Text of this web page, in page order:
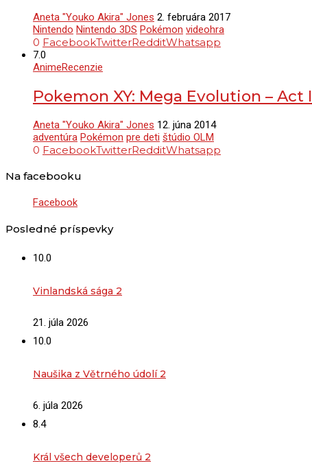
Aneta "Youko Akira" Jones 2. februára 2017
Nintendo Nintendo 3DS Pokémon videohra
0 FacebookTwitterRedditWhatsapp
7.0
AnimeRecenzie
Pokemon XY: Mega Evolution – Act I
Aneta "Youko Akira" Jones 12. júna 2014
adventúra Pokémon pre deti štúdio OLM
0 FacebookTwitterRedditWhatsapp
Na facebooku
Facebook
Posledné príspevky
10.0
Vinlandská sága 2
21. júla 2026
10.0
Naušika z Větrného údolí 2
6. júla 2026
8.4
Král všech developerů 2